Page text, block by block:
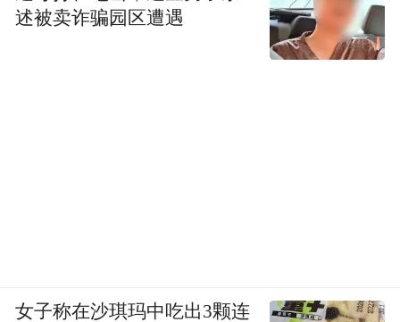
述被卖诈骗园区遭遇
女子称在沙琪玛中吃出3颗连